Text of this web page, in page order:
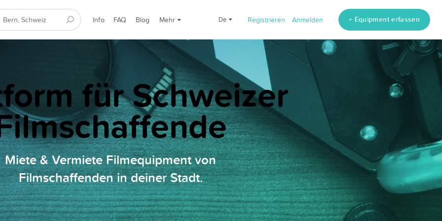
Info FAQ Blog Mehr de Registrieren Anmelden + Equipment erfassen
für Schweizer
Miete & Vermiete Filmequipment von
Filmschaffenden in deiner Stadt.